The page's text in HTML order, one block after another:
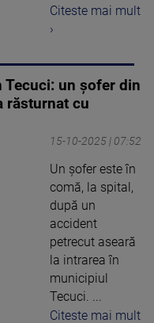
Citeste mai mult
›
un șofer din
răsturnat cu
15-10-2025 | 07:52
Un șofer este în
comă, la spital,
după un
accident
petrecut aseară
la intrarea în
municipiul
Tecuci. ...
Citeste mai mult